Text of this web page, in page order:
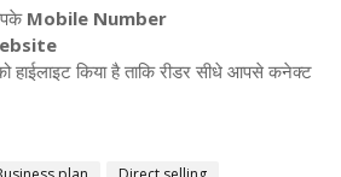
Mobile Number
हाईलाइट किया है ताकि रीडर सीधे आपसे कनेक्ट